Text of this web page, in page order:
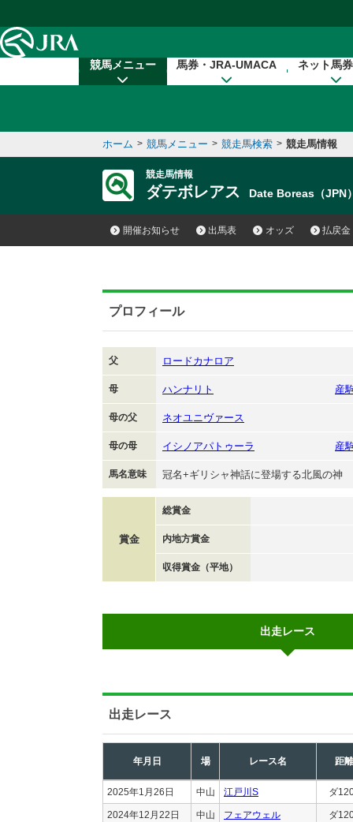
競馬メニュー 馬券・JRA-UMACA ネット馬
ホーム > 競馬メニュー > 競走馬検索 > 競走馬情報
競走馬情報
ダテボレアス Date Boreas（JPN
開催お知らせ 出馬表 オッズ 払戻金
プロフィール
父 ロードカナロア
母 ハンナリト 産
母の父 ネオユニヴァース
母の母 イシノアパトゥーラ 産
馬名意味 冠名+ギリシャ神話に登場する北風の神
賞金
総賞金
内地方賞金
収得賞金（平地）
出走レース
出走レース
年月日 場 レース名 距離
2025年1月26日 中山 江戸川S ダ
2024年12月22日 中山 フェアウェル ダ